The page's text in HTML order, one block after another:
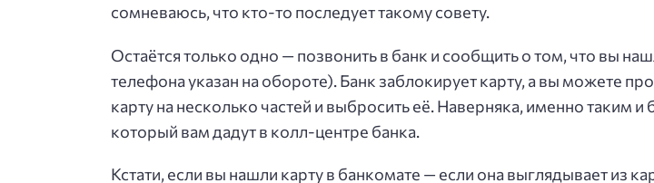
сомневаюсь, что кто-то последует такому совету.
Остаётся только одно — позвонить в банк и сообщить о том, что вы
телефона указан на обороте). Банк заблокирует карту, а вы можете
карту на несколько частей и выбросить её. Наверняка, именно таким и
который вам дадут в колл-центре банка.
Кстати, если вы нашли карту в банкомате — если она выглядывает из